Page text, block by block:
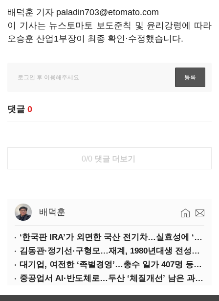
배덕훈 기자 paladin703@etomato.com
이 기사는 뉴스토마토 보도준칙 및 윤리강령에 따라
오승훈 산업1부장이 최종 확인·수정했습니다.
댓글 0
0/0 댓글 더보기
배덕훈
‘한국판 IRA’가 외면한 국산 전기차…실효성에 ‘의문’
김동관·정기선·구형모…재계, 1980년대생 전성시대
대기업, 여전한 ‘족벌경영’…총수 일가 407명 등기임원
중공업서 AI·반도체로…두산 ‘체질개선’ 남은 과제는